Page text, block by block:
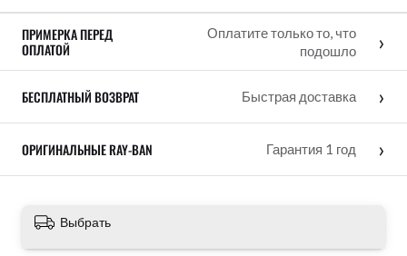
ПРИМЕРКА ПЕРЕД
ОПЛАТОЙ
Оплатите только то, что
подошло
›
БЕСПЛАТНЫЙ ВОЗВРАТ Быстрая доставка ›
ОРИГИНАЛЬНЫЕ RAY-BAN Гарантия 1 год ›
Выбрать